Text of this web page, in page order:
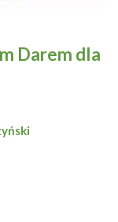
Darem dla